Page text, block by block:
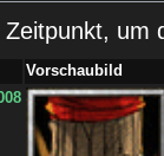
um
Vorschaubild